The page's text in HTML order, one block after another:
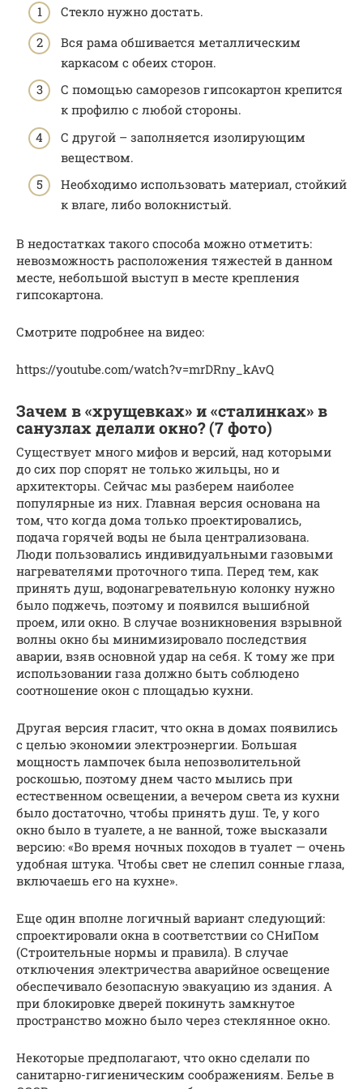
Стекло нужно достать.
Вся рама обшивается металлическим
каркасом с обеих сторон.
С помощью саморезов гипсокартон крепится
к профилю с любой стороны.
С другой – заполняется изолирующим
веществом.
Необходимо использовать материал, стойкий
к влаге, либо волокнистый.
В недостатках такого способа можно отметить:
невозможность расположения тяжестей в данном
месте, небольшой выступ в месте крепления
гипсокартона.
Смотрите подробнее на видео:
https://youtube.com/watch?v=mrDRny_kAvQ
Зачем в «хрущевках» и «сталинках» в
санузлах делали окно? (7 фото)
Существует много мифов и версий, над которыми
до сих пор спорят не только жильцы, но и
архитекторы. Сейчас мы разберем наиболее
популярные из них. Главная версия основана на
том, что когда дома только проектировались,
подача горячей воды не была централизована.
Люди пользовались индивидуальными газовыми
нагревателями проточного типа. Перед тем, как
принять душ, водонагревательную колонку нужно
было поджечь, поэтому и появился вышибной
проем, или окно. В случае возникновения взрывной
волны окно бы минимизировало последствия
аварии, взяв основной удар на себя. К тому же при
использовании газа должно быть соблюдено
соотношение окон с площадью кухни.
Другая версия гласит, что окна в домах появились
с целью экономии электроэнергии. Большая
мощность лампочек была непозволительной
роскошью, поэтому днем часто мылись при
естественном освещении, а вечером света из кухни
было достаточно, чтобы принять душ. Те, у кого
окно было в туалете, а не ванной, тоже высказали
версию: «Во время ночных походов в туалет — очень
удобная штука. Чтобы свет не слепил сонные глаза,
включаешь его на кухне».
Еще один вполне логичный вариант следующий:
спроектировали окна в соответствии со СНиПом
(Строительные нормы и правила). В случае
отключения электричества аварийное освещение
обеспечивало безопасную эвакуацию из здания. А
при блокировке дверей покинуть замкнутое
пространство можно было через стеклянное окно.
Некоторые предполагают, что окно сделали по
санитарно-гигиеническим соображениям. Белье в